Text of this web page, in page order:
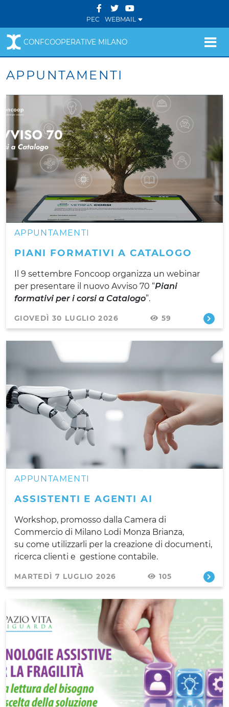
PEC WEBMAIL
CONFCOOPERATIVE MILANO
APPUNTAMENTI
APPUNTAMENTI
PIANI FORMATIVI A CATALOGO
Il 9 settembre Foncoop organizza un webinar
per presentare il nuovo Avviso 70 “Piani
formativi per i corsi a Catalogo”.
GIOVEDÌ 30 LUGLIO 2026 59
APPUNTAMENTI
ASSISTENTI E AGENTI AI
Workshop, promosso dalla Camera di
Commercio di Milano Lodi Monza Brianza,
su come utilizzarli per la creazione di documenti,
ricerca clienti e gestione contabile.
MARTEDÌ 7 LUGLIO 2026 105